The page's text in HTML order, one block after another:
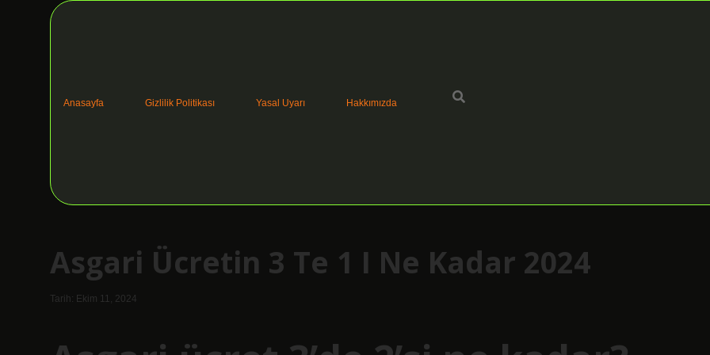
Anasayfa Gizlilik Politikası Yasal Uyarı Hakkımızda
Asgari Ücretin 3 Te 1 I Ne Kadar 2024
Tarih: Ekim 11, 2024